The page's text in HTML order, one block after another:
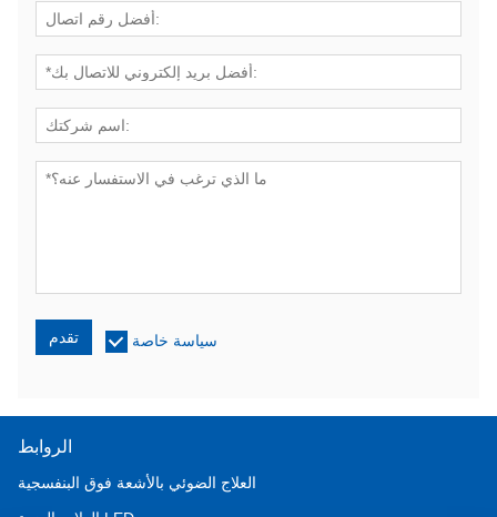
تقدم سياسة خاصة
الروابط
العلاج الضوئي بالأشعة فوق البنفسجية